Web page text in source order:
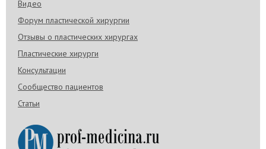
Видео
Форум пластической хирургии
Отзывы о пластических хирургах
Пластические хирурги
Консультации
Сообщество пациентов
Статьи